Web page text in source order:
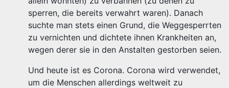
sperren, die bereits verwahrt waren). Danach
suchte man stets einen Grund, die Weggesperrten
zu vernichten und dichtete ihnen Krankheiten an,
wegen derer sie in den Anstalten gestorben seien.
Und heute ist es Corona. Corona wird verwendet,
um die Menschen allerdings weltweit zu